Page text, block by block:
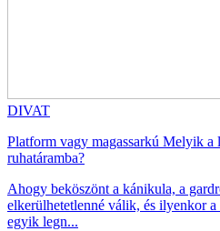
DIVAT
Platform vagy magassarkú Melyik a
ruhatáramba?
Ahogy beköszönt a kánikula, a
elkerülhetetlenné válik, és ilyenkor
egyik legn...